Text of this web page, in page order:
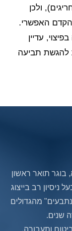
ולכן
האפשרי.
עדיין
להגשת תביעה
בוגר תואר ראשון
רב בייצוג
מהגדולים
שנים.
ותעבורה.